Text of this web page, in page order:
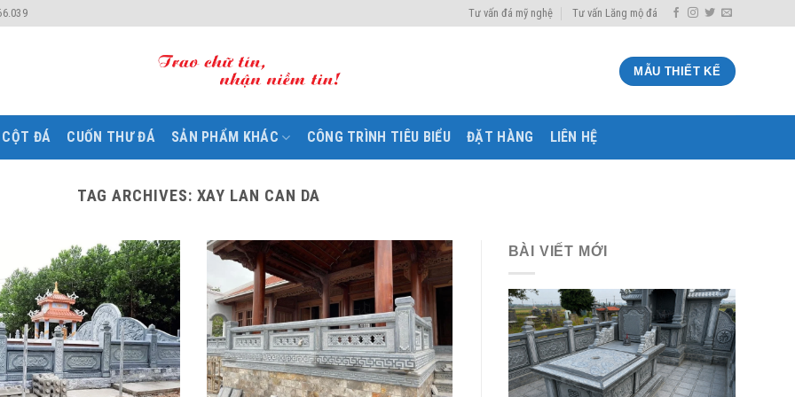
Tư vấn đá mỹ nghệ Tư vấn Lăng mộ đá
MẪU THIẾT KẾ
CỘT ĐÁ CUỐN THƯ ĐÁ SẢN PHẨM KHÁC CÔNG TRÌNH TIÊU BIỂU ĐẶT HÀNG LIÊN HỆ
TAG ARCHIVES: XAY LAN CAN DA
BÀI VIẾT MỚI